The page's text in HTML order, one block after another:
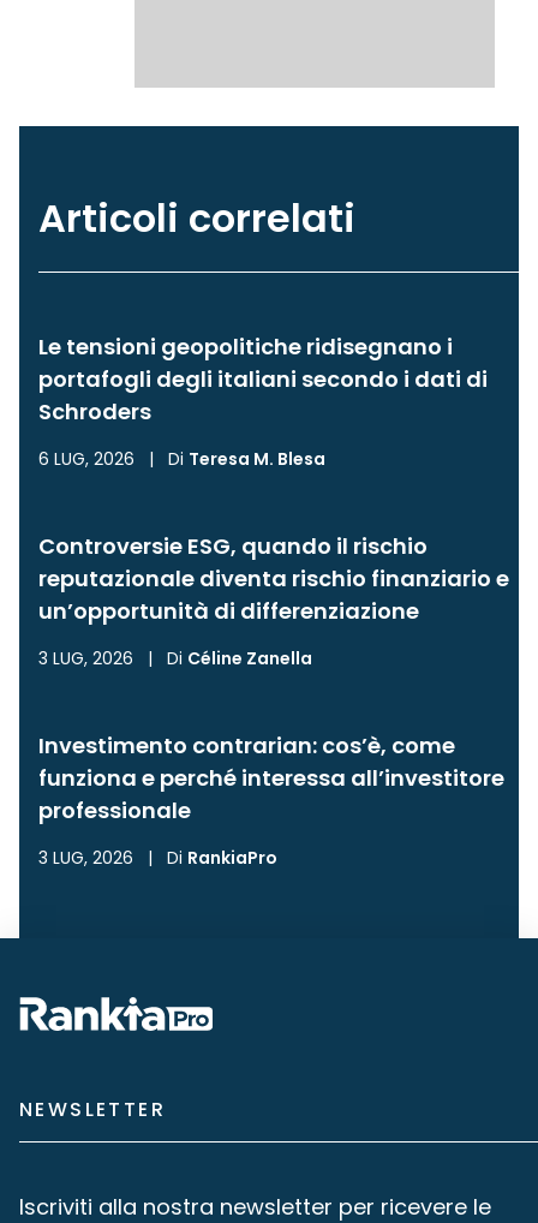
Articoli correlati
Le tensioni geopolitiche ridisegnano i
portafogli degli italiani secondo i dati di
Schroders
6 LUG, 2026 | Di Teresa M. Blesa
Controversie ESG, quando il rischio
reputazionale diventa rischio finanziario e
un’opportunità di differenziazione
3 LUG, 2026 | Di Céline Zanella
Investimento contrarian: cos’è, come
funziona e perché interessa all’investitore
professionale
3 LUG, 2026 | Di RankiaPro
NEWSLETTER
Iscriviti alla nostra newsletter per ricevere le